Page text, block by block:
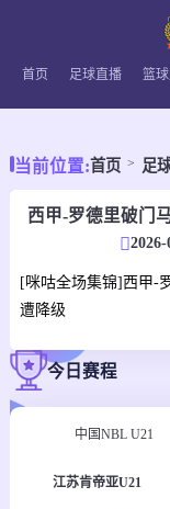
首页 足球直播 篮
当前位置:首页 足
西甲-罗德里破门
[咪咕全场集锦]西甲-
遭降级
今日赛程
中国NBL U21
江苏肯帝亚U21